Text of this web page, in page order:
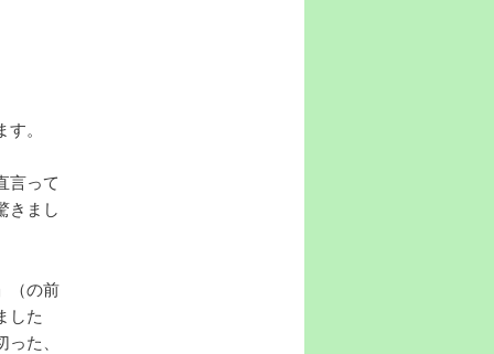
。
言って
きまし
（の前
した
た、